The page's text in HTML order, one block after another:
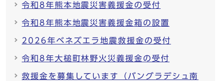
令和8年熊本地震災害義援金の受付
令和8年熊本地震災害義援金箱の設置
2026年ベネズエラ地震救援金の受付
令和8年大槌町林野火災義援金の受付
救援金を募集しています（バングラデシュ南